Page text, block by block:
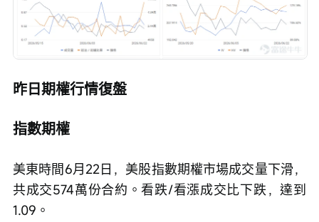
昨日期權行情復盤
指數期權
美東時間6月22日，美股指數期權市場成交量下滑，
共成交574萬份合約。看跌/看漲成交比下跌，達到
1.09。